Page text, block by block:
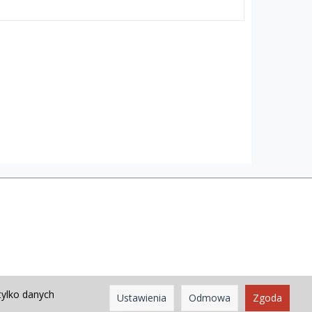
danych Ustawienia Odmowa Zgoda